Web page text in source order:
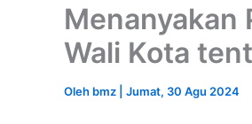
Menanyakan
Wali Kota
Oleh bmz Jumat, 30 Agu 2024